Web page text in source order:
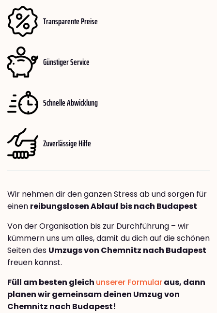
Transparente Preise
Günstiger Service
Schnelle Abwicklung
Zuverlässige Hilfe
Wir nehmen dir den ganzen Stress ab und sorgen für
einen reibungslosen Ablauf bis nach Budapest
Von der Organisation bis zur Durchführung – wir
kümmern uns um alles, damit du dich auf die schönen
Seiten des Umzugs von Chemnitz nach Budapest
freuen kannst.
Füll am besten gleich unserer Formularaus, dann
planen wir gemeinsam deinen Umzug von
Chemnitz nach Budapest!